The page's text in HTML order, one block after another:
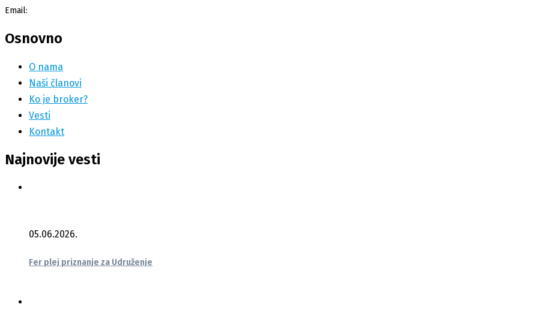
Email:
Osnovno
O nama
Naši članovi
Ko je broker?
Vesti
Kontakt
Najnovije vesti
05.06.2026.
Fer plej priznanje za Udruženje